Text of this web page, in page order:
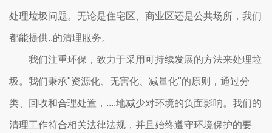
处理垃圾问题。无论是住宅区、商业区还是公共场所，我们
都能提供..的清理服务。
我们注重环保，致力于采用可持续发展的方法来处理垃
圾。我们秉承"资源化、无害化、减量化"的原则，通过分
类、回收和合理处置，....地减少对环境的负面影响。我们的
清理工作符合相关法律法规，并且始终遵守环境保护的要